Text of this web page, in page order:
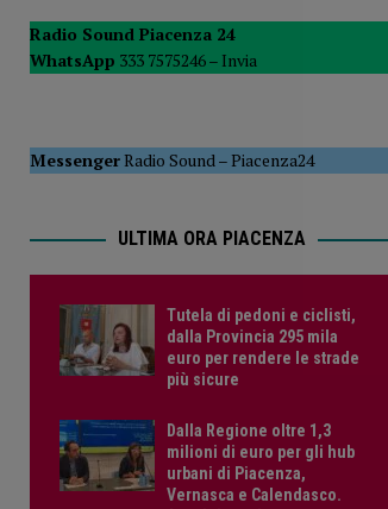
del Consiglio POLITICA
[ 5 Agosto 2026 ] Tutela di
Radio Sound Piacenza 24
WhatsApp 333 7575246 – Invia
MessengerRadio Sound–Piacenza24
ULTIMA ORA PIACENZA
Tutela di pedoni e ciclisti,
dalla Provincia 295 mila
euro per rendere le strade
più sicure
Dalla Regione oltre 1,3
milioni di euro per gli hub
urbani di Piacenza,
Vernasca e Calendasco.